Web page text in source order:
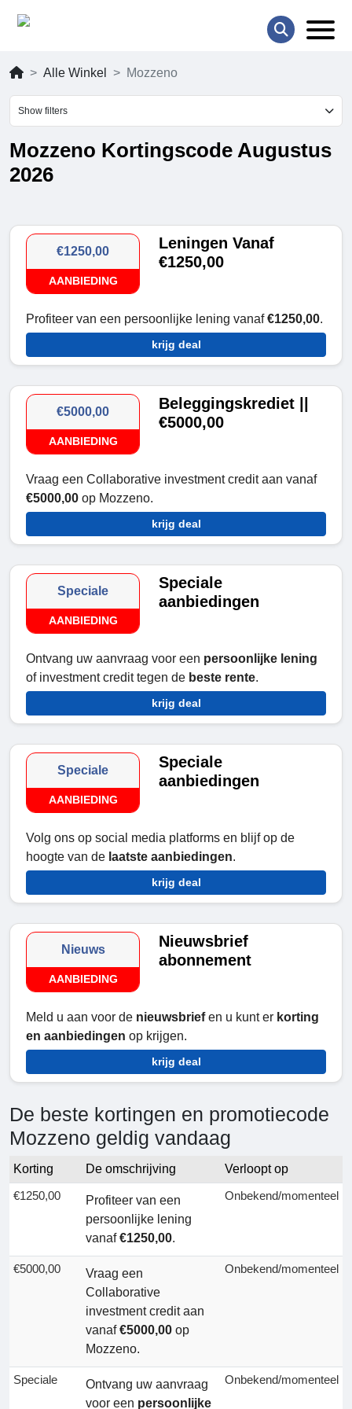
Alle Winkel Mozzeno
Show filters
Mozzeno Kortingscode Augustus
2026
€1250,00
AANBIEDING
Leningen Vanaf
€1250,00
Profiteer van een persoonlijke lening vanaf€1250,00.
krijg deal
€5000,00
AANBIEDING
Beleggingskrediet ||
€5000,00
Vraag een Collaborative investment credit aan vanaf
€5000,00 op Mozzeno.
krijg deal
Speciale
AANBIEDING
Speciale
aanbiedingen
Ontvang uw aanvraag voor een persoonlijke lening
of investment credit tegen de beste rente.
krijg deal
Speciale
AANBIEDING
Speciale
aanbiedingen
Volg ons op social media platforms en blijf op de
hoogte van de laatste aanbiedingen.
krijg deal
Nieuws
AANBIEDING
Nieuwsbrief
abonnement
Meld u aan voor de nieuwsbriefen u kunt er korting
en aanbiedingen op krijgen.
krijg deal
De beste kortingen en promotiecode
Mozzeno geldig vandaag
Korting De omschrijving
Verloopt op
€1250,00
Profiteer van een
persoonlijke lening
vanaf€1250,00.
Onbekend/momenteel
€5000,00
Vraag een
Collaborative
investment credit aan
vanaf€5000,00 op
Mozzeno.
Onbekend/momenteel
Speciale
Ontvang uw aanvraag
voor een persoonlijke
Onbekend/momenteel